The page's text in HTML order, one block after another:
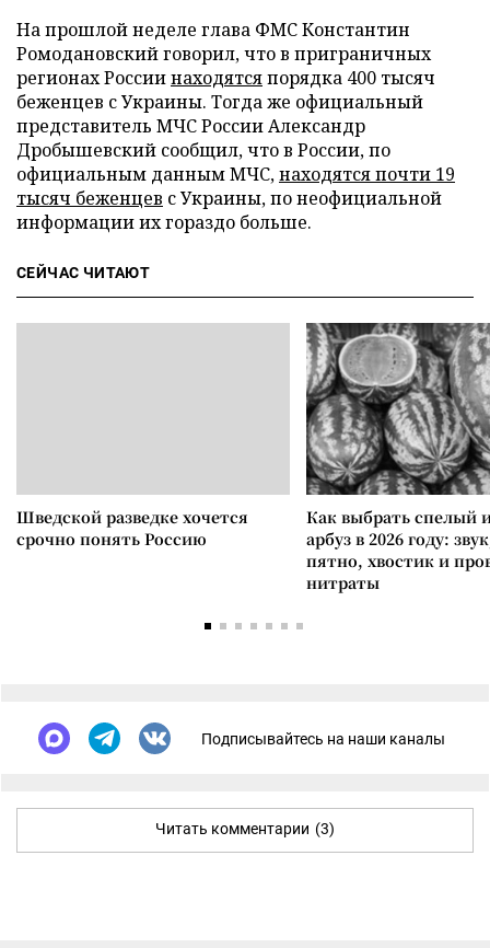
На прошлой неделе глава ФМС Константин
Ромодановский говорил, что в приграничных
регионах Россиинаходятсяпорядка 400 тысяч
беженцев с Украины. Тогда же официальный
представитель МЧС России Александр
Дробышевский сообщил, что в России, по
официальным данным МЧС,находятся почти 19
тысяч беженцев с Украины, по неофициальной
информации их гораздо больше.
СЕЙЧАС ЧИТАЮТ
Шведской разведке хочется
срочно понять Россию
Как выбрать спелый
арбуз в 2026 году:
пятно, хвостик и
нитраты
Подписывайтесь на наши каналы
Читать комментарии (3)